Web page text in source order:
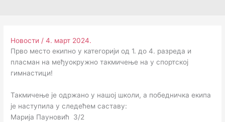
Новости /4. март 2024.
Прво место екипно у категорији од 1. до 4. разреда и
пласман на међуокружно такмичење на у спортској
гимнастици!
Такмичење је одржано у нашој школи, а победничка екипа
је наступила у следећем саставу:
Марија Пауновић 3/2